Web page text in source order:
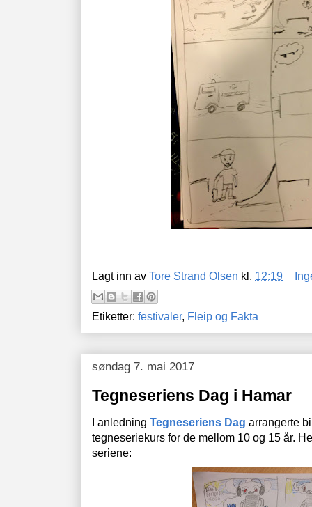
Lagt inn av Tore Strand Olsen kl. 12:19
Etiketter: festivaler, Fleip og Fakta
søndag 7. mai 2017
Tegneseriens Dag i Hamar
I anledning Tegneseriens Dag arrangerte
tegneseriekurs for de mellom 10 og 15 år.
seriene: